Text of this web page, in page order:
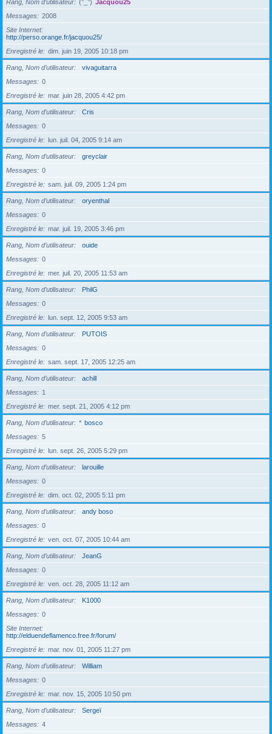
Rang, Nom d’utilisateur (°_°) Jacquou25
Messages
2008
Site Internet
http://perso.orange.fr/jacquou25/
Enregistré le
dim. juin 19, 2005 10:18 pm
Rang, Nom d’utilisateur
vivaguitarra
Messages
0
Enregistré le
mar. juin 28, 2005 4:42 pm
Rang, Nom d’utilisateur
Cris
Messages
0
Enregistré le
lun. juil. 04, 2005 9:14 am
Rang, Nom d’utilisateur
greyclair
Messages
0
Enregistré le
sam. juil. 09, 2005 1:24 pm
Rang, Nom d’utilisateur
oryenthal
Messages
0
Enregistré le
mar. juil. 19, 2005 3:46 pm
Rang, Nom d’utilisateur
ouide
Messages
0
Enregistré le
mer. juil. 20, 2005 11:53 am
Rang, Nom d’utilisateur
PhilG
Messages
0
Enregistré le
lun. sept. 12, 2005 9:53 am
Rang, Nom d’utilisateur
PUTOIS
Messages
0
Enregistré le
sam. sept. 17, 2005 12:25 am
Rang, Nom d’utilisateur
achill
Messages
1
Enregistré le
mer. sept. 21, 2005 4:12 pm
Rang, Nom d’utilisateur * bosco
Messages
5
Enregistré le
lun. sept. 26, 2005 5:29 pm
Rang, Nom d’utilisateur
larouille
Messages
0
Enregistré le
dim. oct. 02, 2005 5:11 pm
Rang, Nom d’utilisateur
andy boso
Messages
0
Enregistré le
ven. oct. 07, 2005 10:44 am
Rang, Nom d’utilisateur
JeanG
Messages
0
Enregistré le
ven. oct. 28, 2005 11:12 am
Rang, Nom d’utilisateur
K1000
Messages
0
Site Internet
http://elduendeflamenco.free.fr/forum/
Enregistré le
mar. nov. 01, 2005 11:27 pm
Rang, Nom d’utilisateur
William
Messages
0
Enregistré le
mar. nov. 15, 2005 10:50 pm
Rang, Nom d’utilisateur
Sergeï
Messages
4